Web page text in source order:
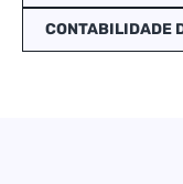
CONTABILIDADE